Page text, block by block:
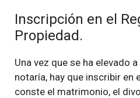
Inscripción en el
Propiedad.
Una vez que se ha elevado
notaría, hay que inscribir en
conste el matrimonio, el